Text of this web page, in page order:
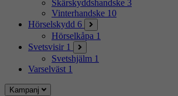
Skärskyddshandske 3
Vinterhandske 10
Hörselskydd 6
Hörselkåpa 1
Svetsvisir 1
Svetshjälm 1
Varselväst 1
Kampanj